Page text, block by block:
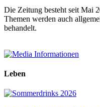
Die Zeitung besteht seit Mai
Themen werden auch
behandelt.
Leben